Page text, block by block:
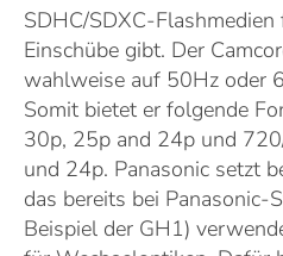
SDHC/SDXC-
Einschübe gibt. Der
wahlweise auf 50Hz oder
Somit bietet er folgende
30p, 25p and 24p und
und 24p. Panasonic setzt
das bereits bei Panasonic-
Beispiel der GH1)